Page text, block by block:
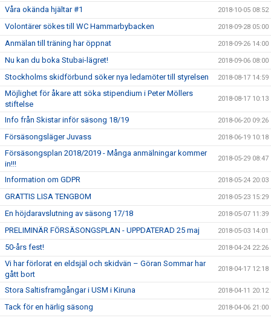
Våra okända hjältar #1 2018-10-05 08:52
Volontärer sökes till WC Hammarbybacken 2018-09-28 05:00
Anmälan till träning har öppnat 2018-09-26 14:00
Nu kan du boka Stubai-lägret! 2018-09-06 08:00
Stockholms skidförbund söker nya ledamöter till styrelsen 2018-08-17 14:59
Möjlighet för åkare att söka stipendium i Peter Möllers
stiftelse
2018-08-17 10:13
Info från Skistar inför säsong 18/19 2018-06-20 09:26
Försäsongsläger Juvass 2018-06-19 10:18
Försäsongsplan 2018/2019 - Många anmälningar kommer
in!!!
2018-05-29 08:47
Information om GDPR 2018-05-24 20:03
GRATTIS LISA TENGBOM 2018-05-23 15:29
En höjdaravslutning av säsong 17/18 2018-05-07 11:39
PRELIMINÄR FÖRSÄSONGSPLAN - UPPDATERAD 25 maj 2018-05-03 14:01
50-års fest! 2018-04-24 22:26
Vi har förlorat en eldsjäl och skidvän – Göran Sommar har
gått bort
2018-04-17 12:18
Stora Saltisframgångar i USM i Kiruna 2018-04-11 20:12
Tack för en härlig säsong 2018-04-06 21:00